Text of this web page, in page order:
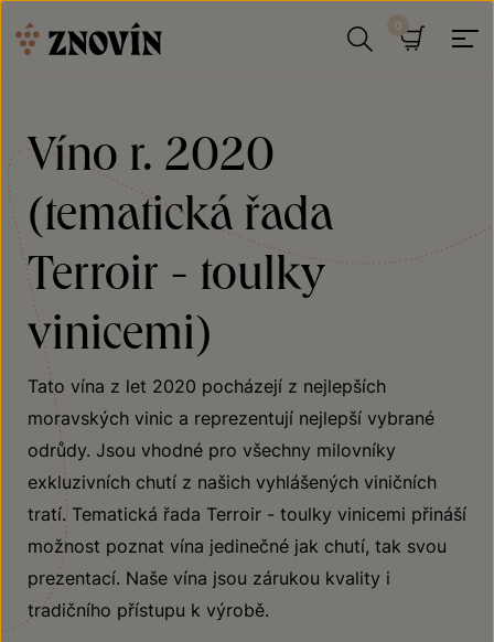
Víno r. 2020
(tematická řada
Terroir - toulky
vinicemi)
Tato vína z let 2020 pocházejí z nejlepších
moravských vinic a reprezentují nejlepší vybrané
odrůdy. Jsou vhodné pro všechny milovníky
exkluzivních chutí z našich vyhlášených viničních
tratí. Tematická řada Terroir - toulky vinicemi přináší
možnost poznat vína jedinečné jak chutí, tak svou
prezentací. Naše vína jsou zárukou kvality i
tradičního přístupu k výrobě.